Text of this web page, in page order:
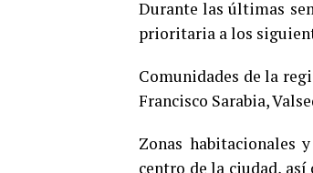
Durante las últimas
prioritaria a los
Comunidades de la
Francisco Sarabia,
Zonas habitacionales
centro de la ciudad,